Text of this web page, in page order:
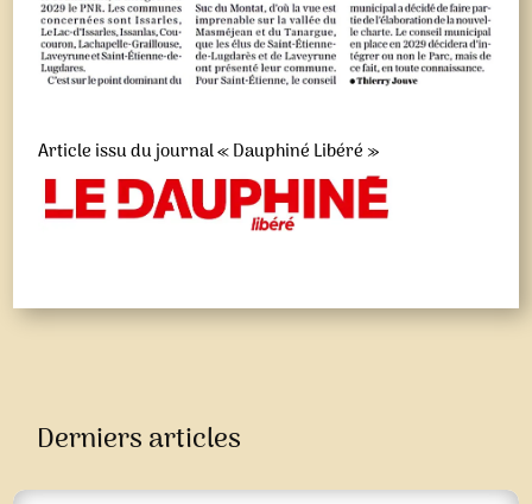
Article issu du journal « Dauphiné Libéré »
Derniers articles